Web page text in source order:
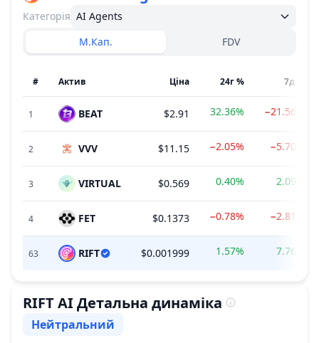
Категорія AI Agents
М.Кап.
FDV
# Актив Ціна 24г % 7д %
1 BEAT $2.91 32.36% −21.56%
2 VVV $11.15 −2.05% −5.70%
3 VIRTUAL $0.569 0.40% 2.09%
4 FET $0.1373 −0.78% −2.81%
63 RIFT $0.001999 1.57% 7.76%
RIFT AIДетальна динаміка
Сентимент
Нейтральний